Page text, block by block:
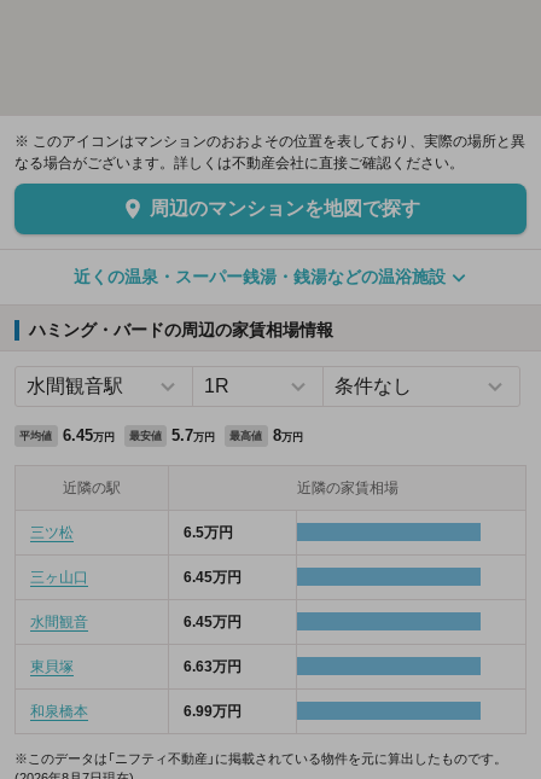
※ このアイコンはマンションのおおよその位置を表しており、実際の場所と異
なる場合がございます。詳しくは不動産会社に直接ご確認ください。
周辺のマンションを地図で探す
近くの温泉・スーパー銭湯・銭湯などの温浴施設
ハミング・バードの周辺の家賃相場情報
平均値 6.45万円 最安値 5.7万円 最高値 8万円
近隣の駅 近隣の家賃相場
三ツ松 6.5万円
三ヶ山口 6.45万円
水間観音 6.45万円
東貝塚 6.63万円
和泉橋本 6.99万円
※このデータは「ニフティ不動産」に掲載されている物件を元に算出したものです。